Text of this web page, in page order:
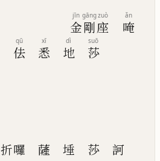
金
jīn
剛
gāng
座
zuò
唵
ǎn
佉
qū
悉
xī
地
dì
莎
suō
折囉 薩 埵 莎 訶